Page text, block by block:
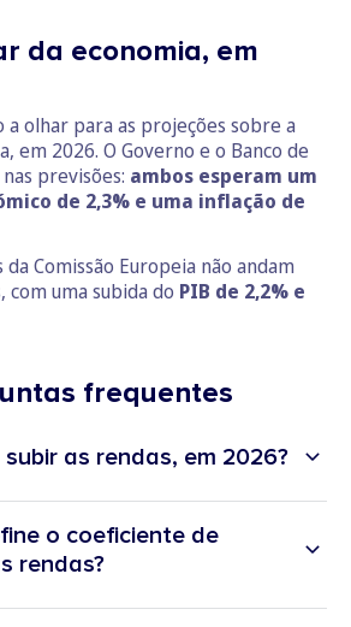
da economia, em
olhar para as projeções sobre a
em 2026. O Governo e o Banco de
previsões: ambos esperam um
de 2,3% e uma inflação de
Comissão Europeia não andam
uma subida do PIB de 2,2% e
frequentes
as rendas, em 2026?
o coeficiente de
rendas?